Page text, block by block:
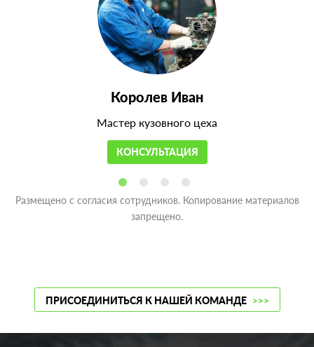
Королев Иван
Мастер кузовного цеха
КОНСУЛЬТАЦИЯ
Размещено с согласия сотрудников. Копирование материалов
запрещено.
ПРИСОЕДИНИТЬСЯ К НАШЕЙ КОМАНДЕ >>>